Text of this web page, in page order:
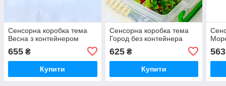
Сенсорна коробка тема
Весна з контейнером
655 ₴
Купити
Сенсорна коробка тема
Город без контейнера
625₴
Купити
563